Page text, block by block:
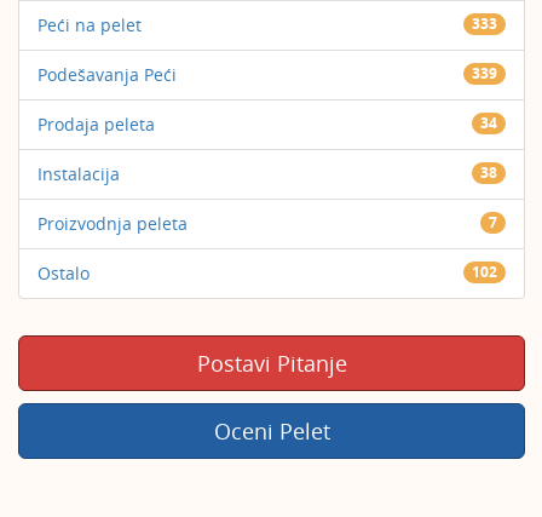
Peći na pelet 333
Podešavanja Peći 339
Prodaja peleta 34
Instalacija 38
Proizvodnja peleta 7
Ostalo 102
Postavi Pitanje
Oceni Pelet